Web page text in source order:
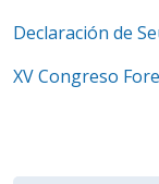
Declaración de
XV Congreso